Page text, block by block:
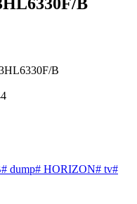
B
# dump# HORIZON# tv#